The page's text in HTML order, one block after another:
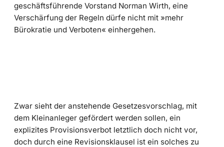
geschäftsführende Vorstand Norman Wirth, eine
Verschärfung der Regeln dürfe nicht mit »mehr
Bürokratie und Verboten« einhergehen.
Zwar sieht der anstehende Gesetzesvorschlag, mit
dem Kleinanleger gefördert werden sollen, ein
explizites Provisionsverbot letztlich doch nicht vor,
doch durch eine Revisionsklausel ist ein solches zu